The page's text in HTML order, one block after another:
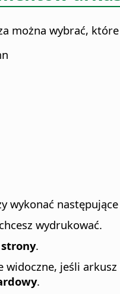
można wybrać,
wykonać
wydrukować.
.
widoczne, jeśli
.